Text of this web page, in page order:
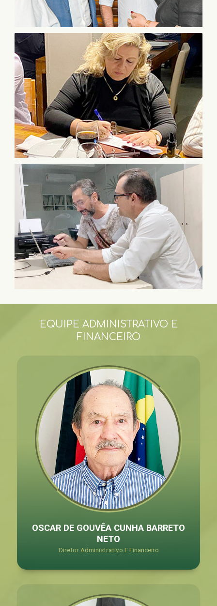
EQUIPE ADMINISTRATIVO E
FINANCEIRO​
OSCAR DE GOUVÊA CUNHA BARRETO
NETO
Diretor Administrativo E Financeiro